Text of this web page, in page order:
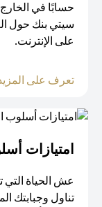
حسابًا في
سيتي بنك حول
على الإنترنت.
تعرف على
امتيازات
عش الحياة التي
تناول وجبابتك